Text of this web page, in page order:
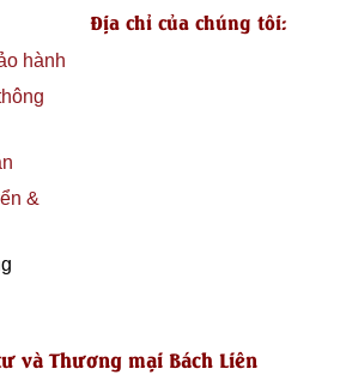
hành
&
Địa chỉ của chúng tôi:
và Thương mại Bách Liên